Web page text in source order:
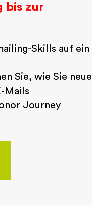
bis zur
Skills auf ein
Sie, wie Sie neue
Mails
Journey